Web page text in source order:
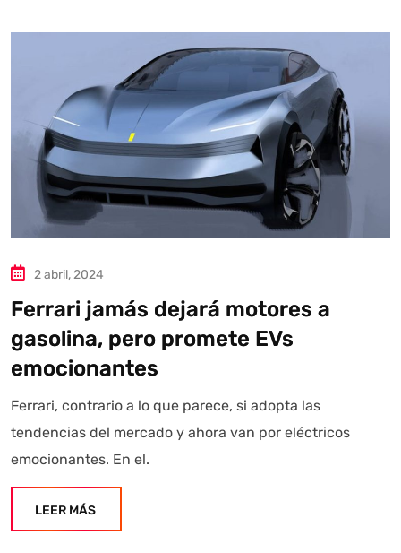
2 abril, 2024
Ferrari jamás dejará motores a
gasolina, pero promete EVs
emocionantes
Ferrari, contrario a lo que parece, si adopta las
tendencias del mercado y ahora van por eléctricos
emocionantes. En el.
LEER MÁS